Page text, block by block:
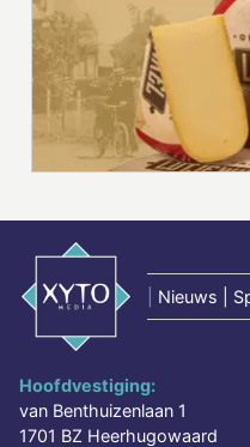
Nieuws |
Hoofdvestiging:
van Benthuizenlaan 1
1701 BZ Heerhugowaard